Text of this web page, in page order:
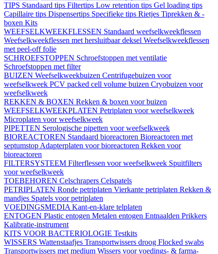
TIPS Standaard tips Filtertips Low retention tips Gel loading tips
Capillaire tips Dispensertips Specifieke tips Rietjes Tiprekken & -
boxen Kits
WEEFSELKWEEKFLESSEN Standaard weefselkweekflessen
Weefselkweekflessen met hersluitbaar deksel Weefselkweekflessen
met peel-off folie
SCHROEFSTOPPEN Schroefstoppen met ventilatie
Schroefstoppen met filter
BUIZEN Weefselkweekbuizen Centrifugebuizen voor
weefselkweek PCV packed cell volume buizen Cryobuizen voor
weefselkweek
REKKEN & BOXEN Rekken & boxen voor buizen
WEEFSELKWEEKPLATEN Petriplaten voor weefselkweek
Microplaten voor weefselkweek
PIPETTEN Serologische pipetten voor weefselkweek
BIOREACTOREN Standaard bioreactoren Bioreactoren met
septumstop Adapterplaten voor bioreactoren Rekken voor
bioreactoren
FILTERSYSTEEM Filterflessen voor weefselkweek Spuitfilters
voor weefselkweek
TOEBEHOREN Celschrapers Celspatels
PETRIPLATEN Ronde petriplaten Vierkante petriplaten Rekken &
mandjes Spatels voor petriplaten
VOEDINGSMEDIA Kant-en-klare telplaten
ENTOGEN Plastic entogen Metalen entogen Entnaalden Prikkers
Kalibratie-instrument
KITS VOOR BACTERIOLOGIE Testkits
WISSERS Wattenstaafjes Transportwissers droog Flocked swabs
Transportwissers met medium Wissers voor voedings- & farma-